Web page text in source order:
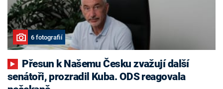
6 fotografií
senátoři, prozradil Kuba. ODS reagovala